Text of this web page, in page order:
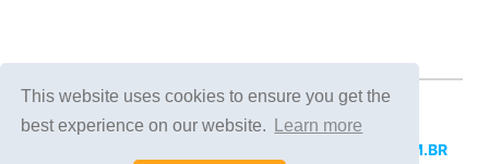
This website uses cookies to ensure you get the
best experience on our website.
Learn more
© 2026 DOCERO.TIPS
DOCERI.COM.BR